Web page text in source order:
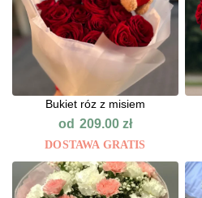
Bukiet róz z misiem
od 209.00 zł
DOSTAWA GRATIS